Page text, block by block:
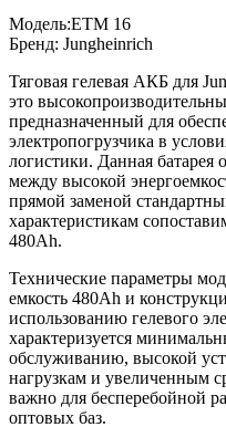
Модель:ETM 16
Бренд: Jungheinrich
Тяговая гелевая АКБ для
это
предназначенный для
электропогрузчика в
логистики. Данная батарея
между высокой
прямой заменой
характеристикам
480Ah.
Технические параметры
емкость 480Ah и
использованию гелевого
характеризуется
обслуживанию, высокой
нагрузкам и увеличенным
важно для бесперебойной
оптовых баз.